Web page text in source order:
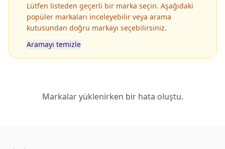
Lütfen listeden geçerli bir marka seçin. Aşağıdaki
popüler markaları inceleyebilir veya arama
kutusundan doğru markayı seçebilirsiniz.
Aramayı temizle
Markalar yüklenirken bir hata oluştu.